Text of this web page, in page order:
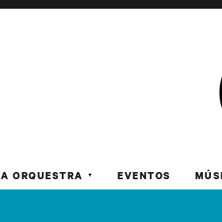
A ORQUESTRA ▼ EVENTOS